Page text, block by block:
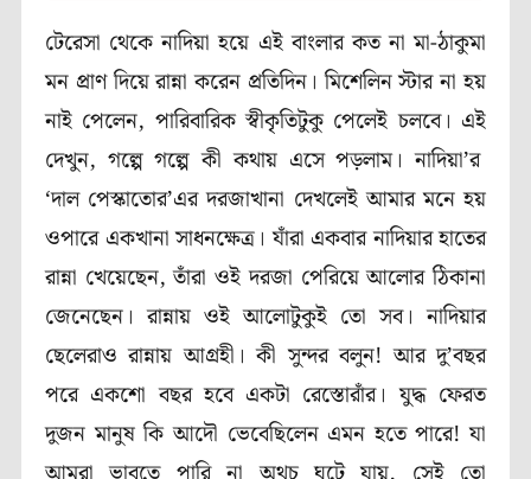
টেরেসা থেকে নাদিয়া হয়ে এই বাংলার কত না মা-ঠাকুমা
মন প্রাণ দিয়ে রান্না করেন প্রতিদিন। মিশেলিন স্টার না হয়
নাই পেলেন, পারিবারিক স্বীকৃতিটুকু পেলেই চলবে। এই
দেখুন, গল্পে গল্পে কী কথায় এসে পড়লাম। নাদিয়া’র
‘দাল পেস্কাতোর’এর দরজাখানা দেখলেই আমার মনে হয়
ওপারে একখানা সাধনক্ষেত্র। যাঁরা একবার নাদিয়ার হাতের
রান্না খেয়েছেন, তাঁরা ওই দরজা পেরিয়ে আলোর ঠিকানা
জেনেছেন। রান্নায় ওই আলোটুকুই তো সব। নাদিয়ার
ছেলেরাও রান্নায় আগ্রহী। কী সুন্দর বলুন! আর দু’বছর
পরে একশো বছর হবে একটা রেস্তোরাঁর। যুদ্ধ ফেরত
দুজন মানুষ কি আদৌ ভেবেছিলেন এমন হতে পারে! যা